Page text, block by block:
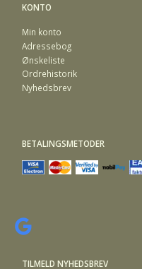
KONTO
Min konto
Adressebog
Ønskeliste
Ordrehistorik
Nyhedsbrev
BETALINGSMETODER
TILMELD NYHEDSBREV